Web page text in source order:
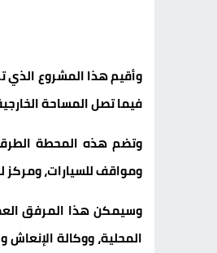
فيما تصل المساحة الخارجية حوالي
وتضم هذه المحطة
ومواقف للسيارات، ومركز
وسيمكن هذا المرفق
المحلية، ووكالة الإنعاش